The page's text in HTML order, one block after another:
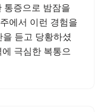
통증으로 밤잠을
에서 이런 경험을
을 듣고 당황하셨
극심한 복통으